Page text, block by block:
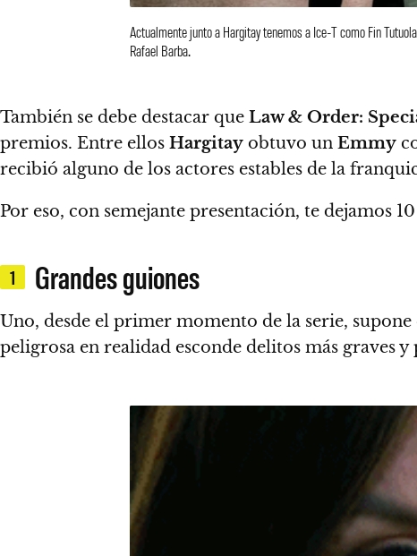
Actualmente junto a Hargitay tenemos a Ice-T como Fin
Rafael Barba.
También se debe destacar que Law & Order:
premios. Entre ellos Hargitay obtuvo un Emmy
recibió alguno de los actores estables de la
Por eso, con semejante presentación, te dejamos
1 Grandes guiones
Uno, desde el primer momento de la serie,
peligrosa en realidad esconde delitos más graves